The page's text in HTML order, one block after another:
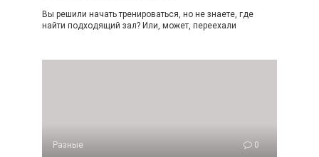
Вы решили начать тренироваться, но не знаете, где
найти подходящий зал? Или, может, переехали
Разные 0